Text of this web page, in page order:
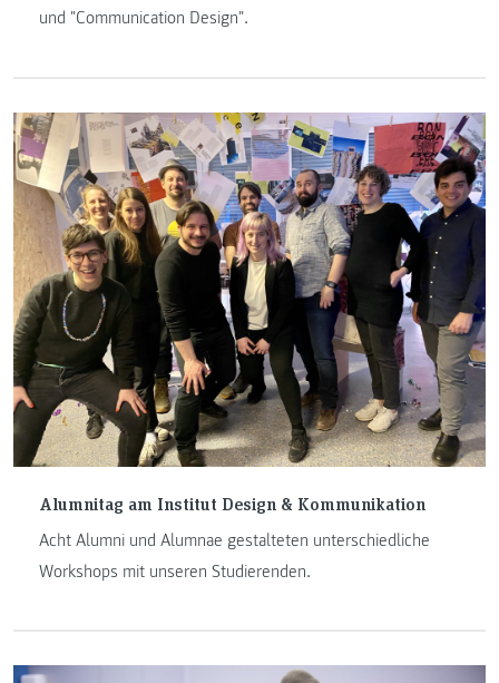
und "Communication Design".
Alumnitag am Institut Design & Kommunikation
Acht Alumni und Alumnae gestalteten unterschiedliche
Workshops mit unseren Studierenden.